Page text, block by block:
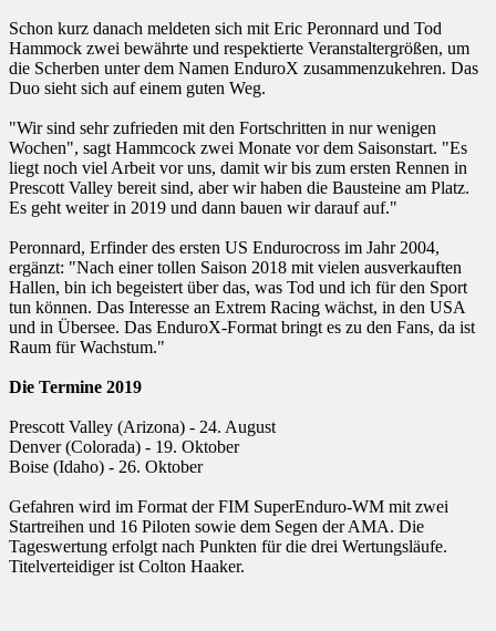
Schon kurz danach meldeten sich mit Eric Peronnard und Tod
Hammock zwei bewährte und respektierte Veranstaltergrößen, um
die Scherben unter dem Namen EnduroX zusammenzukehren. Das
Duo sieht sich auf einem guten Weg.
"Wir sind sehr zufrieden mit den Fortschritten in nur wenigen
Wochen", sagt Hammcock zwei Monate vor dem Saisonstart. "Es
liegt noch viel Arbeit vor uns, damit wir bis zum ersten Rennen in
Prescott Valley bereit sind, aber wir haben die Bausteine am Platz.
Es geht weiter in 2019 und dann bauen wir darauf auf."
Peronnard, Erfinder des ersten US Endurocross im Jahr 2004,
ergänzt: "Nach einer tollen Saison 2018 mit vielen ausverkauften
Hallen, bin ich begeistert über das, was Tod und ich für den Sport
tun können. Das Interesse an Extrem Racing wächst, in den USA
und in Übersee. Das EnduroX-Format bringt es zu den Fans, da ist
Raum für Wachstum."
Die Termine 2019
Prescott Valley (Arizona) - 24. August
Denver (Colorada) - 19. Oktober
Boise (Idaho) - 26. Oktober
Gefahren wird im Format der FIM SuperEnduro-WM mit zwei
Startreihen und 16 Piloten sowie dem Segen der AMA. Die
Tageswertung erfolgt nach Punkten für die drei Wertungsläufe.
Titelverteidiger ist Colton Haaker.